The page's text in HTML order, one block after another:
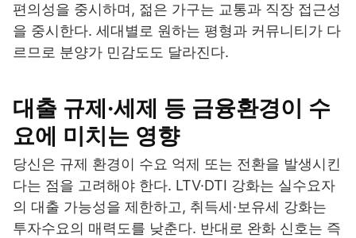
편의성을 중시하며, 젊은 가구는 교통과 직장 접근성
을 중시한다. 세대별로 원하는 평형과 커뮤니티가 다
르므로 분양가 민감도도 달라진다.
대출 규제·세제 등 금융환경이 수
요에 미치는 영향
당신은 규제 환경이 수요 억제 또는 전환을 발생시킨
다는 점을 고려해야 한다. LTV·DTI 강화는 실수요자
의 대출 가능성을 제한하고, 취득세·보유세 강화는
투자수요의 매력도를 낮춘다. 반대로 완화 신호는 즉